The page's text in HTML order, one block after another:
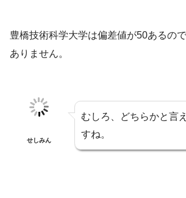
豊橋技術科学大学は偏差値が50あるの
ありません。
せしみん
むしろ、どちらかと言
すね。